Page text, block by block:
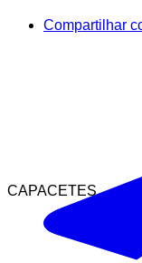
CAPACETES
Compartilhar